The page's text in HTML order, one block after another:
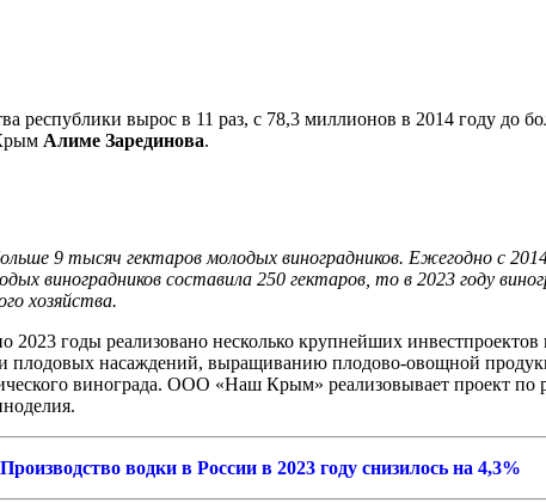
республики вырос в 11 раз, с 78,3 миллионов в 2014 году
Алиме Зарединова.
9 тысяч гектаров молодых виноградников. Ежегодно с
виноградников составила 250 гектаров, то в 2023 году
хозяйства.
годы реализовано несколько крупнейших
и плодовых насаждений, выращиванию плодово-овощной
винограда. ООО «Наш Крым» реализовывает проект
Производство водки в России в 2023 году снизилось на 4,3%